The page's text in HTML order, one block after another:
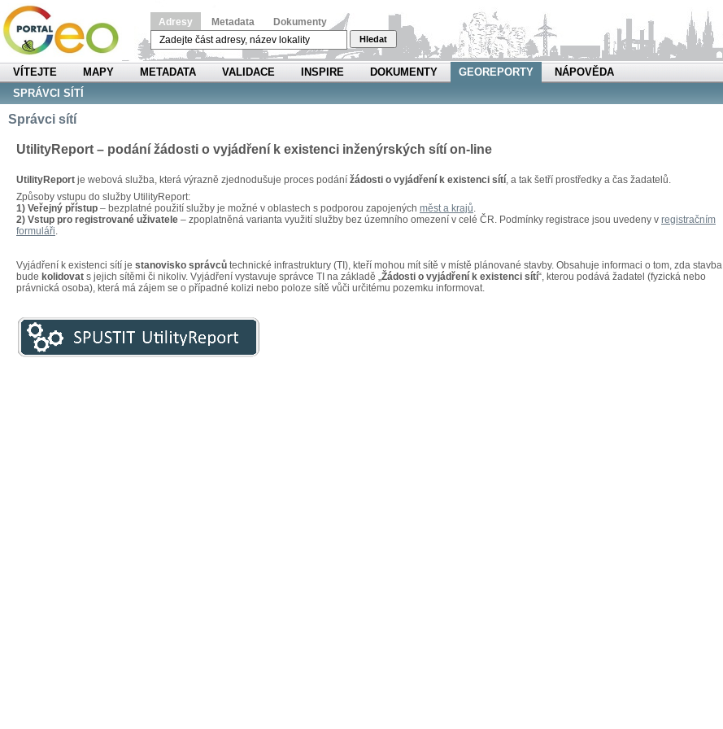
Adresy Metadata Dokumenty
Hledat
VÍTEJTE MAPY METADATA VALIDACE INSPIRE DOKUMENTY GEOREPORTY
NÁPOVĚDA
SPRÁVCI SÍTÍ
Správci sítí
UtilityReport – podání žádosti o vyjádření k existenci inženýrských sítí on-line
UtilityReport je webová služba, která výrazně zjednodušuje proces podání žádosti o vyjádření k existenci sítí, a tak šetří prostředky a čas žadatelů.
Způsoby vstupu do služby UtilityReport:
1) Veřejný přístup – bezplatné použití služby je možné v oblastech s podporou zapojených měst a krajů.
2) Vstup pro registrované uživatele – zpoplatněná varianta využití služby bez územního omezení v celé ČR. Podmínky registrace jsou uvedeny v registračním
formuláři.
Vyjádření k existenci sítí je stanovisko správců technické infrastruktury (TI), kteří mohou mít sítě v místě plánované stavby. Obsahuje informaci o tom, zda stavba
bude kolidovat s jejich sítěmi či nikoliv. Vyjádření vystavuje správce TI na základě „Žádosti o vyjádření k existenci sítí“, kterou podává žadatel (fyzická nebo
právnická osoba), která má zájem se o případné kolizi nebo poloze sítě vůči určitému pozemku informovat.